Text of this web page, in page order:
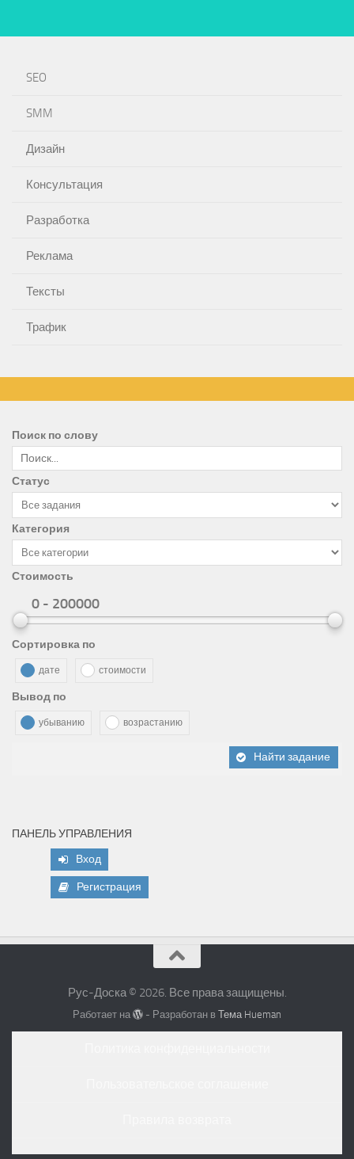
SEO
SMM
Дизайн
Консультация
Разработка
Реклама
Тексты
Трафик
Поиск по слову
Статус
Категория
Стоимость
0 - 200000
Сортировка по
дате стоимости
Вывод по
убыванию возрастанию
Найти задание
ПАНЕЛЬ УПРАВЛЕНИЯ
Вход
Регистрация
Рус-Доска © 2026. Все права защищены.
Работает на - Разработан вТема Hueman